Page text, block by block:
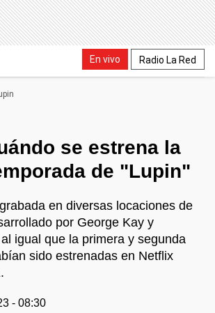
En vivo Radio La Red
se estrena la
de "Lupin"
en diversas locaciones de
por George Kay y
igual que la primera y segunda
sido estrenadas en Netflix
- 08:30